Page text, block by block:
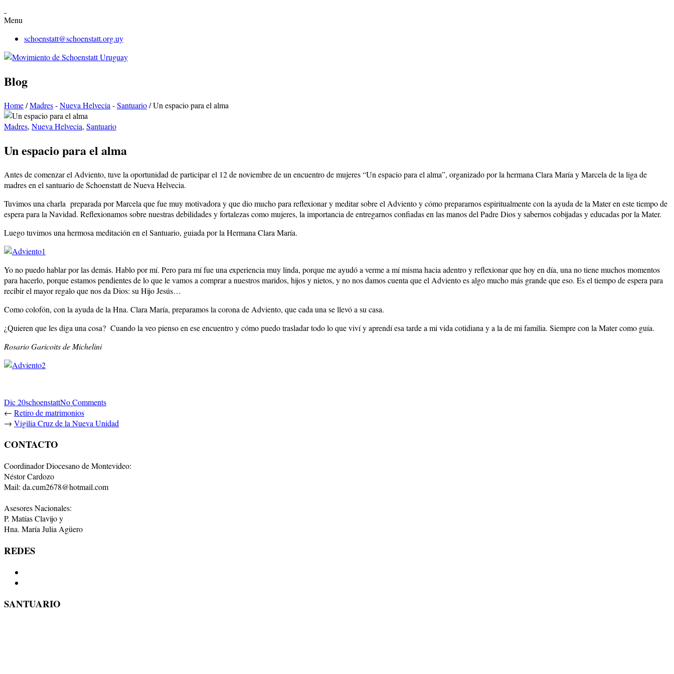
Menu
schoenstatt@schoenstatt.org.uy
Blog
Home/Madres-Nueva Helvecia -Santuario/Un espacio para el alma
Madres, Nueva Helvecia, Santuario
Un espacio para el alma
Antes de comenzar el Adviento, tuve la oportunidad de participar el 12 de noviembre de un encuentro de mujeres “Un espacio para el alma”, organizado por la hermana Clara María y Marcela de la liga de
madres en el santuario de Schoenstatt de Nueva Helvecia.
Tuvimos una charla preparada por Marcela que fue muy motivadora y que dio mucho para reflexionar y meditar sobre el Adviento y cómo prepararnos espiritualmente con la ayuda de la Mater en este tiempo de
espera para la Navidad. Reflexionamos sobre nuestras debilidades y fortalezas como mujeres, la importancia de entregarnos confiadas en las manos del Padre Dios y sabernos cobijadas y educadas por la Mater.
Luego tuvimos una hermosa meditación en el Santuario, guiada por la Hermana Clara María.
Yo no puedo hablar por las demás. Hablo por mí. Pero para mí fue una experiencia muy linda, porque me ayudó a verme a mí misma hacia adentro y reflexionar que hoy en día, una no tiene muchos momentos
para hacerlo, porque estamos pendientes de lo que le vamos a comprar a nuestros maridos, hijos y nietos, y no nos damos cuenta que el Adviento es algo mucho más grande que eso. Es el tiempo de espera para
recibir el mayor regalo que nos da Dios: su Hijo Jesús…
Como colofón, con la ayuda de la Hna. Clara María, preparamos la corona de Adviento, que cada una se llevó a su casa.
¿Quieren que les diga una cosa? Cuando la veo pienso en ese encuentro y cómo puedo trasladar todo lo que viví y aprendí esa tarde a mi vida cotidiana y a la de mi familia. Siempre con la Mater como guía.
Rosario Garicoits de Michelini
Dic 20schoenstattNo Comments
← Retiro de matrimonios
→ Vigilia Cruz de la Nueva Unidad
CONTACTO
Coordinador Diocesano de Montevideo:
Néstor Cardozo
Mail: da.cum2678@hotmail.com
Asesores Nacionales:
P. Matías Clavijo y
Hna. María Julia Agüero
REDES
SANTUARIO